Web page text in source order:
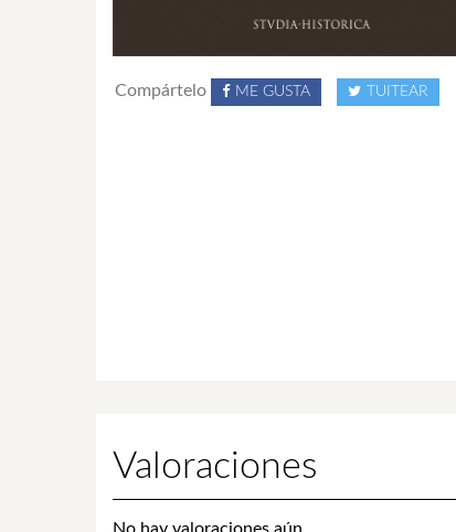
Compártelo ME GUSTA TUITEAR
Valoraciones